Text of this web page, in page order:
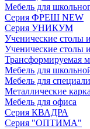
Мебель для
Серия ФРЕШ NEW
Серия УНИКУМ
Ученические столы
Ученические столы
Трансформируемая
Мебель для
Мебель для
Металлические
Мебель для офиса
Серия КВАДРА
Серия "ОПТИМА"